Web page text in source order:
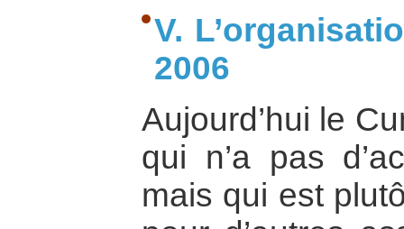
V.
2006
Aujourd’hui le
qui n’a pas
mais qui est